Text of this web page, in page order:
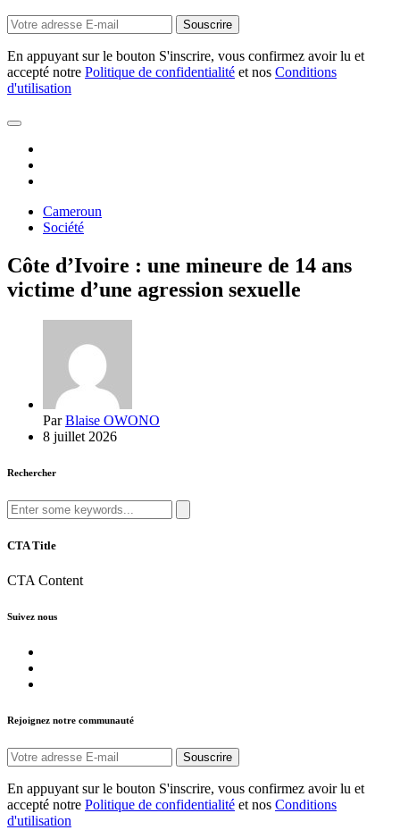
En appuyant sur le bouton S'inscrire, vous confirmez avoir lu et
accepté notre Politique de confidentialité et nos Conditions
d'utilisation
Cameroun
Société
Côte d’Ivoire : une mineure de 14 ans
victime d’une agression sexuelle
ParBlaise OWONO
8 juillet 2026
Rechercher
Search
for:
CTA Title
CTA Content
Suivez nous
Rejoignez notre communauté
En appuyant sur le bouton S'inscrire, vous confirmez avoir lu et
accepté notre Politique de confidentialité et nos Conditions
d'utilisation